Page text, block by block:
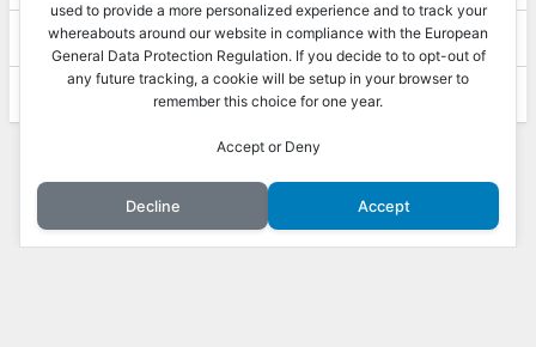
コメントフィード
used to provide a more personalized experience and to track your
whereabouts around our website in compliance with the European
General Data Protection Regulation. If you decide to to opt-out of
any future tracking, a cookie will be setup in your browser to
remember this choice for one year.
Accept or Deny
Decline Accept